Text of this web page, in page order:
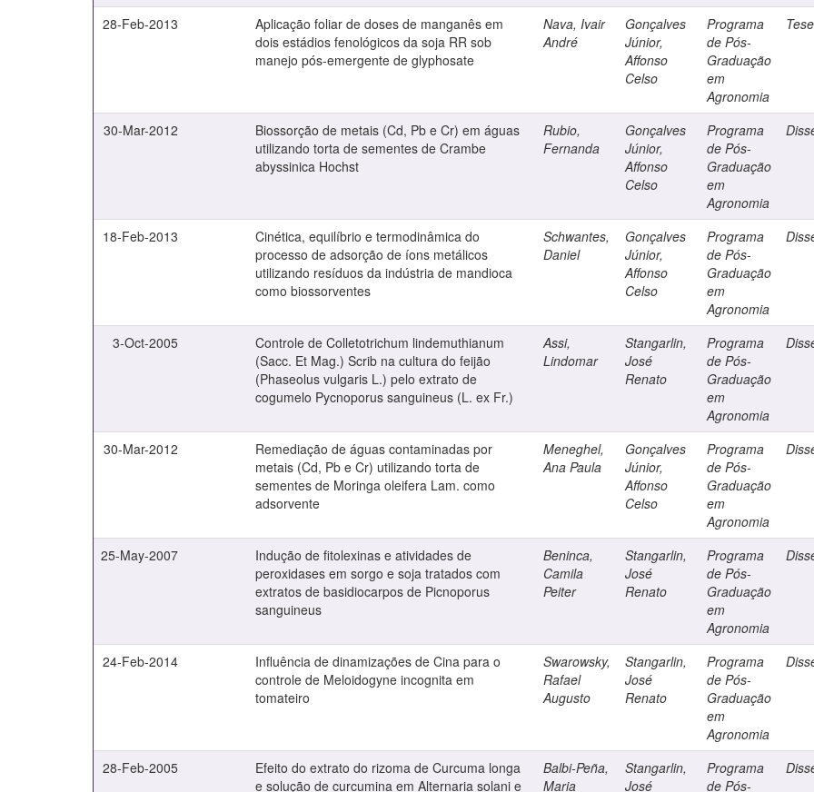
28-Feb-2013
Aplicação foliar de doses de manganês em
dois estádios fenológicos da soja RR sob
manejo pós-emergente de glyphosate
Nava, Ivair
André
Gonçalves
Júnior,
Affonso
Celso
Programa
de Pós-
Graduação
em
Agronomia
Tese
30-Mar-2012
Biossorção de metais (Cd, Pb e Cr) em águas
utilizando torta de sementes de Crambe
abyssinica Hochst
Rubio,
Fernanda
Gonçalves
Júnior,
Affonso
Celso
Programa
de Pós-
Graduação
em
Agronomia
18-Feb-2013
Cinética, equilíbrio e termodinâmica do
processo de adsorção de íons metálicos
utilizando resíduos da indústria de mandioca
como biossorventes
Schwantes,
Daniel
Gonçalves
Júnior,
Affonso
Celso
Programa
de Pós-
Graduação
em
Agronomia
3-Oct-2005
Controle de Colletotrichum lindemuthianum
(Sacc. Et Mag.) Scrib na cultura do feijão
(Phaseolus vulgaris L.) pelo extrato de
cogumelo Pycnoporus sanguineus (L. ex Fr.)
Assi,
Lindomar
Stangarlin,
José
Renato
Programa
de Pós-
Graduação
em
Agronomia
30-Mar-2012
Remediação de águas contaminadas por
metais (Cd, Pb e Cr) utilizando torta de
sementes de Moringa oleifera Lam. como
adsorvente
Meneghel,
Ana Paula
Gonçalves
Júnior,
Affonso
Celso
Programa
de Pós-
Graduação
em
Agronomia
25-May-2007
Indução de fitolexinas e atividades de
peroxidases em sorgo e soja tratados com
extratos de basidiocarpos de Picnoporus
sanguineus
Beninca,
Camila
Peiter
Stangarlin,
José
Renato
Programa
de Pós-
Graduação
em
Agronomia
24-Feb-2014
Influência de dinamizações de Cina para o
controle de Meloidogyne incognita em
tomateiro
Swarowsky,
Rafael
Augusto
Stangarlin,
José
Renato
Programa
de Pós-
Graduação
em
Agronomia
28-Feb-2005
Efeito do extrato do rizoma de Curcuma longa
e solução de curcumina em Alternaria solani e
Balbi-Peña,
Maria
Stangarlin,
José
Programa
de Pós-